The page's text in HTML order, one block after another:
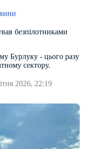
безпілотниками
Бурлуку - цього разу
сектору.
2026, 22:19